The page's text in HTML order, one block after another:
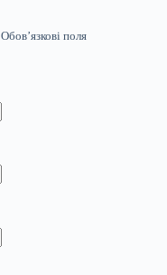
Обов’язкові поля